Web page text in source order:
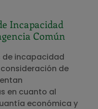
Incapacidad
Común
de incapacidad
de
en cuanto al
económica y